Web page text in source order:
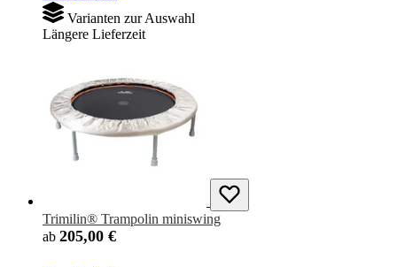
Varianten zur Auswahl
Längere Lieferzeit
Trimilin® Trampolin miniswing
ab 205,00 €